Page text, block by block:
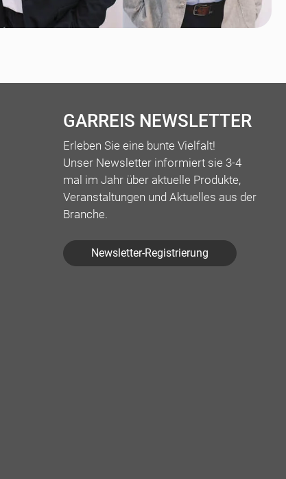
GARREIS NEWSLETTER
Erleben Sie eine bunte Vielfalt!
Unser Newsletter informiert sie 3-4
mal im Jahr über aktuelle Produkte,
Veranstaltungen und Aktuelles aus der
Branche.
Newsletter-Registrierung